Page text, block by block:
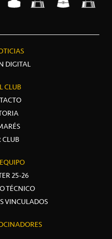
DIGITAL
CLUB
EQUIPO
25-26
TÉCNICO
VINCULADOS